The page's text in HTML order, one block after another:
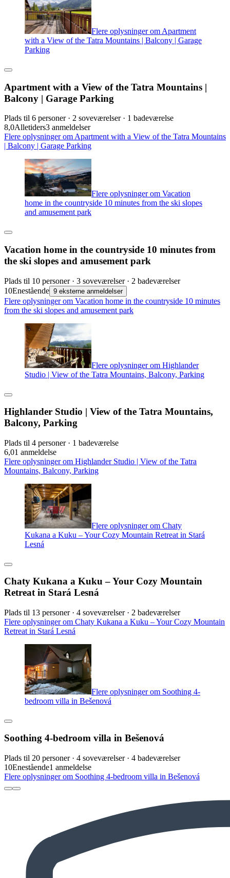
Flere oplysninger om Apartment
with a View of the Tatra Mountains | Balcony | Garage
Parking
Apartment with a View of the Tatra Mountains |
Balcony | Garage Parking
Plads til 6 personer · 2 soveværelser · 1 badeværelse
8,0Alletiders3 anmeldelser
Flere oplysninger om Apartment with a View of the Tatra Mountains
| Balcony | Garage Parking
Flere oplysninger om Vacation
home in the countryside 10 minutes from the ski slopes
and amusement park
Vacation home in the countryside 10 minutes from
the ski slopes and amusement park
Plads til 10 personer · 3 soveværelser · 2 badeværelser
10Enestående 9 eksterne anmeldelser
Flere oplysninger om Vacation home in the countryside 10 minutes
from the ski slopes and amusement park
Flere oplysninger om Highlander
Studio | View of the Tatra Mountains, Balcony, Parking
Highlander Studio | View of the Tatra Mountains,
Balcony, Parking
Plads til 4 personer · 1 badeværelse
6,01 anmeldelse
Flere oplysninger om Highlander Studio | View of the Tatra
Mountains, Balcony, Parking
Flere oplysninger om Chaty
Kukana a Kuku – Your Cozy Mountain Retreat in Stará
Lesná
Chaty Kukana a Kuku – Your Cozy Mountain
Retreat in Stará Lesná
Plads til 13 personer · 4 soveværelser · 2 badeværelser
Flere oplysninger om Chaty Kukana a Kuku – Your Cozy Mountain
Retreat in Stará Lesná
Flere oplysninger om Soothing 4-
bedroom villa in Bešenová
Soothing 4-bedroom villa in Bešenová
Plads til 20 personer · 4 soveværelser · 4 badeværelser
10Enestående1 anmeldelse
Flere oplysninger om Soothing 4-bedroom villa in Bešenová